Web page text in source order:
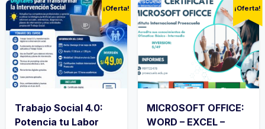
¡Oferta!
Trabajo Social 4.0:
Potencia tu Labor
¡Oferta!
MICROSOFT OFFICE:
WORD – EXCEL –